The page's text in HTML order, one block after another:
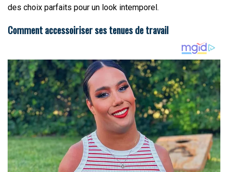
des choix parfaits pour un look intemporel.
Comment accessoiriser ses tenues de travail